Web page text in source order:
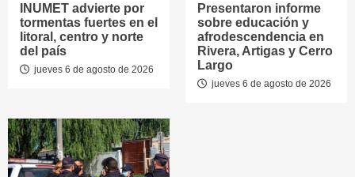
INUMET advierte por
tormentas fuertes en el
litoral, centro y norte
del país
jueves 6 de agosto de 2026
Presentaron informe
sobre educación y
afrodescendencia en
Rivera, Artigas y Cerro
Largo
jueves 6 de agosto de 2026